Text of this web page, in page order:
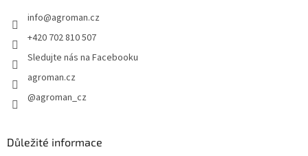
info@agroman.cz
+420 702 810 507
Sledujte nás na Facebooku
agroman.cz
@agroman_cz
Důležité informace